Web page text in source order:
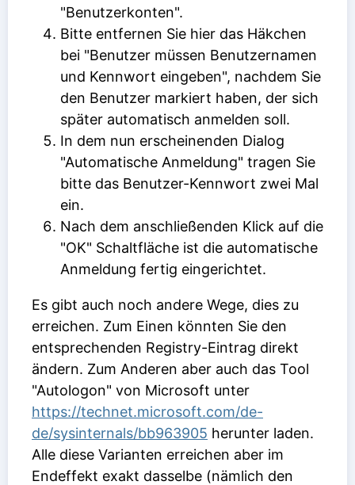
"Benutzerkonten".
Bitte entfernen Sie hier das Häkchen
bei "Benutzer müssen Benutzernamen
und Kennwort eingeben", nachdem Sie
den Benutzer markiert haben, der sich
später automatisch anmelden soll.
In dem nun erscheinenden Dialog
"Automatische Anmeldung" tragen Sie
bitte das Benutzer-Kennwort zwei Mal
ein.
Nach dem anschließenden Klick auf die
"OK" Schaltfläche ist die automatische
Anmeldung fertig eingerichtet.
Es gibt auch noch andere Wege, dies zu
erreichen. Zum Einen könnten Sie den
entsprechenden Registry-Eintrag direkt
ändern. Zum Anderen aber auch das Tool
"Autologon" von Microsoft unter
https://technet.microsoft.com/de-
de/sysinternals/bb963905 herunter laden.
Alle diese Varianten erreichen aber im
Endeffekt exakt dasselbe (nämlich den